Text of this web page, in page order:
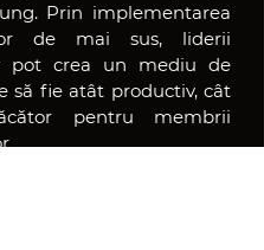
Prin implementarea
de mai sus, liderii
pot crea un mediu de
să fie atât productiv, cât
pentru membrii